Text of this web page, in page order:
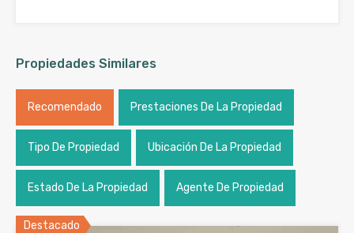
Propiedades Similares
Recomendado Prestaciones De La Propiedad
Tipo De Propiedad Ubicación De La Propiedad
Estado De La Propiedad Agente De Propiedad
Destacado